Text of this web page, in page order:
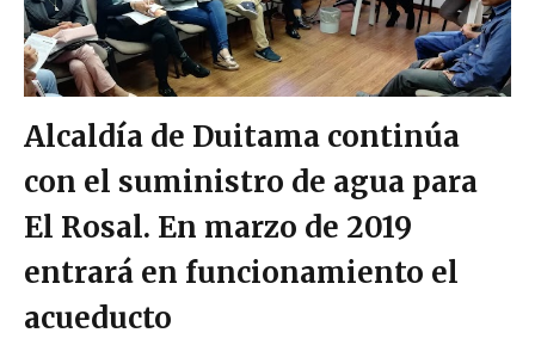
Alcaldía de Duitama continúa
con el suministro de agua para
El Rosal. En marzo de 2019
entrará en funcionamiento el
acueducto